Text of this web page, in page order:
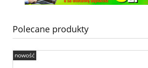
Polecane produkty
nowość